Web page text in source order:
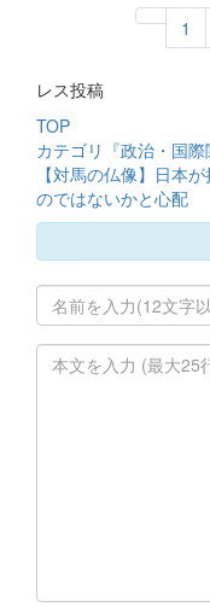
1
レス投稿
TOP
カテゴリ『政治・国際
【対馬の仏像】日本
のではないかと心配